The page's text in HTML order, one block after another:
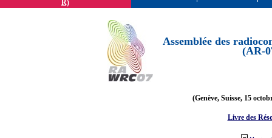
R)
Assemblée des
(AR-
(Genève, Suisse, 15
Livre des